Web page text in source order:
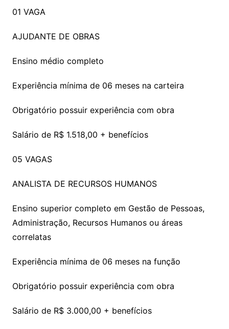
01 VAGA
AJUDANTE DE OBRAS
Ensino médio completo
Experiência mínima de 06 meses na carteira
Obrigatório possuir experiência com obra
Salário de R$ 1.518,00 + benefícios
05 VAGAS
ANALISTA DE RECURSOS HUMANOS
Ensino superior completo em Gestão de Pessoas,
Administração, Recursos Humanos ou áreas
correlatas
Experiência mínima de 06 meses na função
Obrigatório possuir experiência com obra
Salário de R$ 3.000,00 + benefícios